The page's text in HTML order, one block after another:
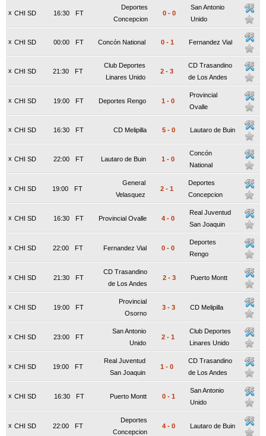
x CHI SD FT
16:30
Deportes
Concepcion
0 - 0
San Antonio
Unido
x CHI SD FT
00:00 Concón National 0 - 1 Fernandez Vial
x CHI SD FT
21:30
Club Deportes
Linares Unido
2 - 3
CD Trasandino
de Los Andes
x CHI SD FT
19:00 Deportes Rengo 1 - 0
Provincial
Ovalle
x CHI SD FT
16:30 CD Melipilla 5 - 0 Lautaro de Buin
x CHI SD FT
22:00 Lautaro de Buin 1 - 0
Concón
National
x CHI SD FT
19:00
General
Velasquez
2 - 1
Deportes
Concepcion
x CHI SD FT
16:30 Provincial Ovalle 4 - 0
Real Juventud
San Joaquin
x CHI SD FT
22:00 Fernandez Vial 0 - 0
Deportes
Rengo
x CHI SD FT
21:30
CD Trasandino
de Los Andes
2 - 3 Puerto Montt
x CHI SD FT
19:00
Provincial
Osorno
3 - 3 CD Melipilla
x CHI SD FT
23:00
San Antonio
Unido
2 - 1
Club Deportes
Linares Unido
x CHI SD FT
19:00
Real Juventud
San Joaquin
1 - 0
CD Trasandino
de Los Andes
x CHI SD FT
16:30 Puerto Montt 0 - 1
San Antonio
Unido
x CHI SD FT
22:00
Deportes
Concepcion
4 - 0 Lautaro de Buin